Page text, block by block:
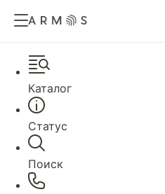
Каталог
Статус
Поиск